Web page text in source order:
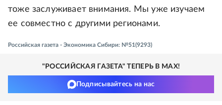
тоже заслуживает внимания. Мы уже изучаем
ее совместно с другими регионами.
Российская газета - Экономика Сибири: №51(9293)
"РОССИЙСКАЯ ГАЗЕТА" ТЕПЕРЬ В MAX!
Подписывайтесь на нас